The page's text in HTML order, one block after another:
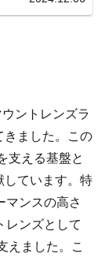
ントレンズラ
きました。この
支える基盤と
しています。特
マンスの高さ
レンズとして
えました。こ